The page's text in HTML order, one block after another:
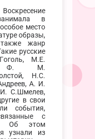
в
место
образы,
жанр
русские
М.Е.
Ф. М.
Н.С.
А. И.
С.Шмелев,
в свои
события,
с
Об этом
узнали из